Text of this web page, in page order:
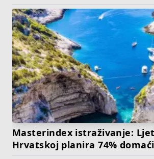
Masterindex istraživanje:
Hrvatskoj planira 74%